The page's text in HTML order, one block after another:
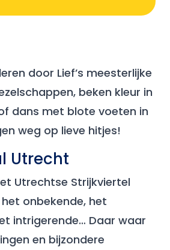
door Lief’s meesterlijke
beken kleur in
dans met blote voeten in
weg op lieve hitjes!
Utrecht
Utrechtse Strijkviertel
onbekende, het
intrigerende… Daar waar
en bijzondere